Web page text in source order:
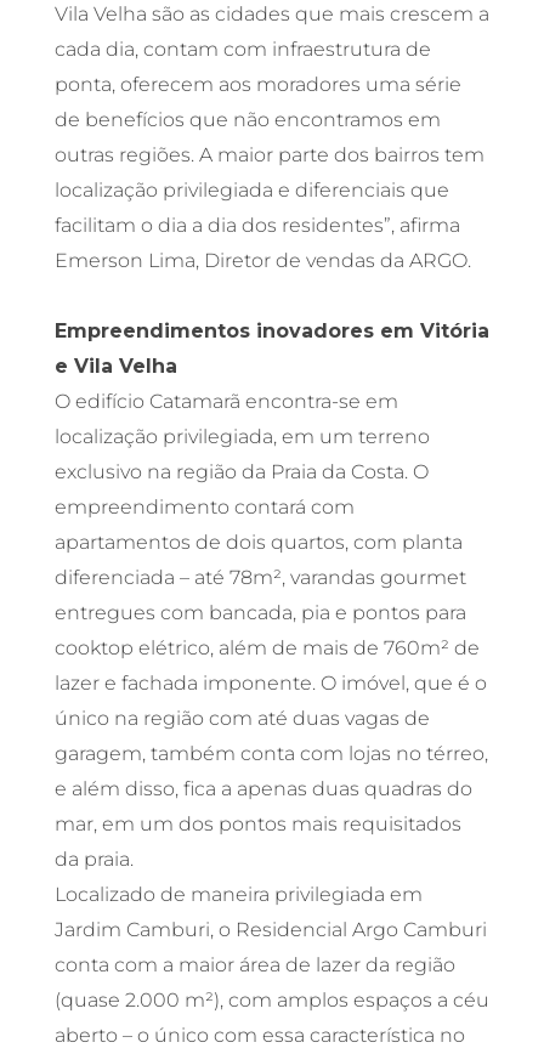
Vila Velha são as cidades que mais crescem a
cada dia, contam com infraestrutura de
ponta, oferecem aos moradores uma série
de benefícios que não encontramos em
outras regiões. A maior parte dos bairros tem
localização privilegiada e diferenciais que
facilitam o dia a dia dos residentes”, afirma
Emerson Lima, Diretor de vendas da ARGO.
Empreendimentos inovadores em Vitória
e Vila Velha
O edifício Catamarã encontra-se em
localização privilegiada, em um terreno
exclusivo na região da Praia da Costa. O
empreendimento contará com
apartamentos de dois quartos, com planta
diferenciada – até 78m², varandas gourmet
entregues com bancada, pia e pontos para
cooktop elétrico, além de mais de 760m² de
lazer e fachada imponente. O imóvel, que é o
único na região com até duas vagas de
garagem, também conta com lojas no térreo,
e além disso, fica a apenas duas quadras do
mar, em um dos pontos mais requisitados
da praia.
Localizado de maneira privilegiada em
Jardim Camburi, o Residencial Argo Camburi
conta com a maior área de lazer da região
(quase 2.000 m²), com amplos espaços a céu
aberto – o único com essa característica no